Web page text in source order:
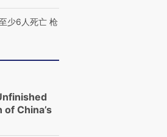
少6人死亡 枪
China’s